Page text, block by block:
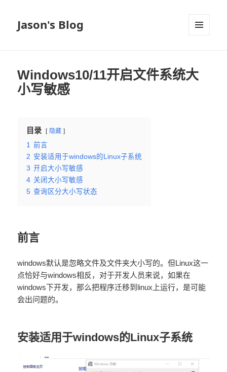
Jason's Blog
Windows10/11开启文件系统大
小写敏感
目录 隐藏
1 前言
2 安装适用于windows的Linux子系统
3 开启大小写敏感
4 关闭大小写敏感
5 查询区分大小写状态
前言
windows默认是忽略文件及文件夹大小写的。但Linux这一
点恰好与windows相反，对于开发人员来说，如果在
windows下开发，那么把程序迁移到linux上运行，是可能
会出问题的。
安装适用于windows的Linux子系统